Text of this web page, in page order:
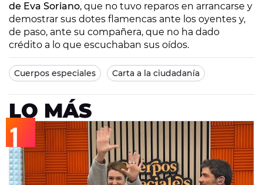
de Eva Soriano, que no tuvo reparos en arrancarse y
demostrar sus dotes flamencas ante los oyentes y,
de paso, ante su compañera, que no ha dado
crédito a lo que escuchaban sus oídos.
Cuerpos especiales Carta a la ciudadanía
LO MÁS